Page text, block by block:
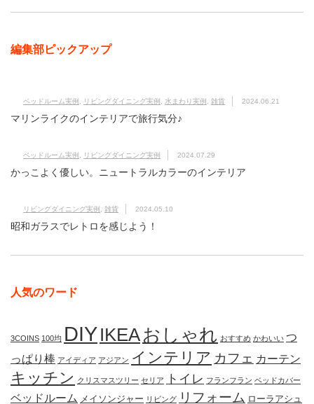
編集部ピックアップ
ベッドルーム実例 リビングダイニング実例 水まわり実例 雑貨 2024.06.21
マリンライクのインテリアで旅行気分♪
ベッドルーム実例 リビングダイニング実例 2024.07.29
かっこよく優しい。ニュートラルカラーのインテリア
リビングダイニング実例 雑貨 2024.05.10
昭和ガラスでレトロを感じよう！
人気のワード
3COINS 100均 DIYIKEAおしゃれ おすすめ かわいい つ
っぱり棒 アイディア アジアン インテリア カフェ カーテン
キッチン クリスマスツリー セリア トイレ フランフラン ベッドカバー
ベッドルーム メイソンジャー リビング リフォーム ローラアシュ